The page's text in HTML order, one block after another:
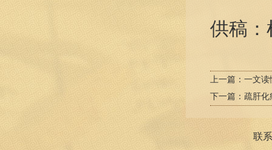
供稿
上一篇： 一文读
下一篇： 疏肝
联